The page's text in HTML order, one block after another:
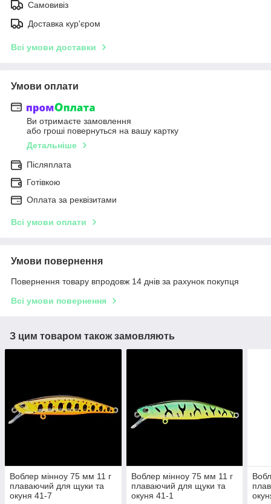
Самовивіз
Доставка кур'єром
Всі умови доставки
Умови оплати
Ви отримаєте замовлення
або гроші повернуться на вашу картку
Детальніше
Післяплата
Готівкою
Оплата за реквізитами
Всі умови оплати
Умови повернення
Повернення товару впродовж 14 днів за рахунок покупця
Всі умови повернення
З цим товаром також замовляють
Воблер мінноу 75 мм 11 г
плаваючий для щуки та
окуня 41-7
Воблер мінноу 75 мм 11 г
плаваючий для щуки та
окуня 41-1